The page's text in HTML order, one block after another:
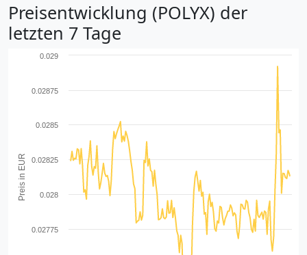
Preisentwicklung (POLYX) der
letzten 7 Tage
Preis in EUR
0.02775
0.028
0.02825
0.0285
0.02875
0.029